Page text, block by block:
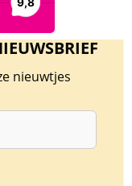
nieuwtjes